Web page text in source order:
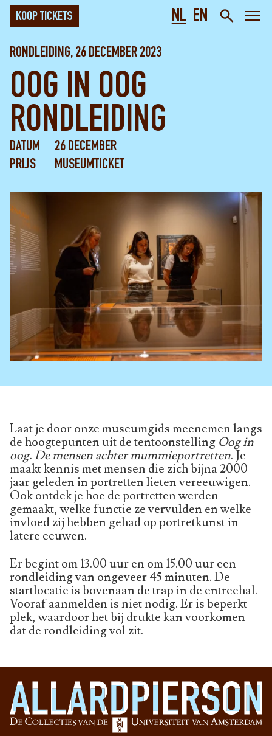
NL EN
KOOP TICKETS
RONDLEIDING, 26 DECEMBER 2023
OOG IN OOG
RONDLEIDING
DATUM
26 DECEMBER
PRIJS
MUSEUMTICKET
Laat je door onze museumgids meenemen langs
de hoogtepunten uit de tentoonstelling Oog in
oog. De mensen achter mummieportretten. Je
maakt kennis met mensen die zich bijna 2000
jaar geleden in portretten lieten vereeuwigen.
Ook ontdek je hoe de portretten werden
gemaakt, welke functie ze vervulden en welke
invloed zij hebben gehad op portretkunst in
latere eeuwen.
Er begint om 13.00 uur en om 15.00 uur een
rondleiding van ongeveer 45 minuten. De
startlocatie is bovenaan de trap in de entreehal.
Vooraf aanmelden is niet nodig. Er is beperkt
plek, waardoor het bij drukte kan voorkomen
dat de rondleiding vol zit.